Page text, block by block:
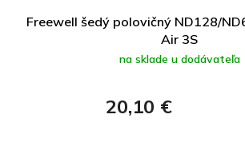
Freewell šedý polovičný ND128/
Air 3S
na sklade u dodávateľa
20,10 €